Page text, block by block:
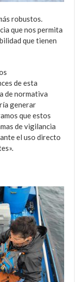
robustos.
que nos permita
que tienen
de esta
de normativa
generar
que estos
de vigilancia
el uso directo